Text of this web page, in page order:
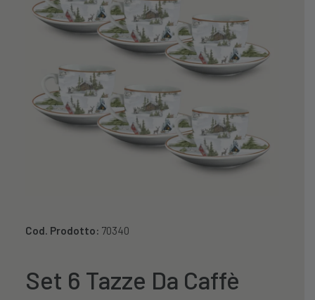
Cod. Prodotto: 70340
Set 6 Tazze Da Caffè